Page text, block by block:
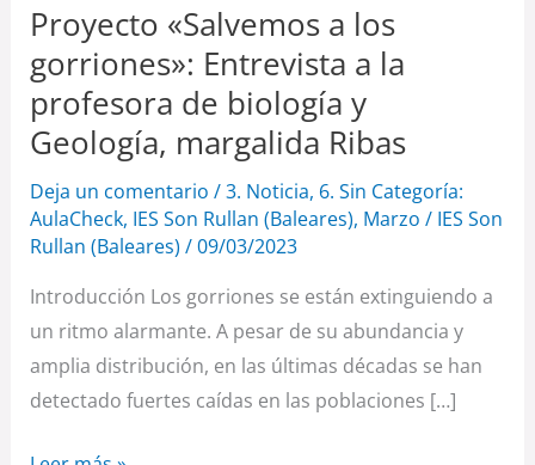
Proyecto «Salvemos a los
gorriones»: Entrevista a la
profesora de biología y
Geología, margalida Ribas
Deja un comentario /3. Noticia, 6. Sin Categoría:
AulaCheck, IES Son Rullan (Baleares), Marzo / IES Son
Rullan (Baleares) /09/03/2023
Introducción Los gorriones se están extinguiendo a
un ritmo alarmante. A pesar de su abundancia y
amplia distribución, en las últimas décadas se han
detectado fuertes caídas en las poblaciones […]
biología
y
Geología,
margalida
Ribas